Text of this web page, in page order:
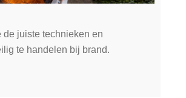
de juiste technieken en
te handelen bij brand.